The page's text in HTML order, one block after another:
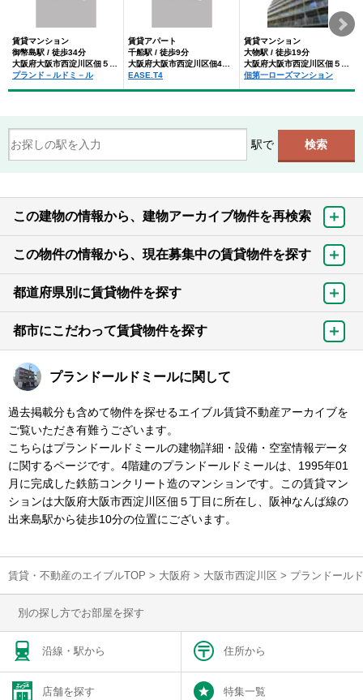
賃貸マンション
御幣島駅 / 徒歩34分
プランド－ルドミ－ル
賃貸アパート
千船駅 / 徒歩9分
EASE.T4
賃貸マンション
大物駅 / 徒歩19分
佃第一ローズマンション
駅で
この建物の情報から、建物アーカイブ物件を再検索
この物件の情報から、現在募集中の賃貸物件を探す
都道府県別に賃貸物件を探す
都市にこだわって賃貸物件を探す
プランドールドミールに関して
過去掲載分も含めて物件を探せるエイブル賃貸不動産アーカイブを
ご覧いただき有難うございます。
こちらはプランドールドミールの建物詳細・設備・空室情報データ
に関するページです。4階建のプランドールドミールは、1995年01
月に完成した鉄筋コンクリート造のマンションです。この賃貸マン
ションは大阪府大阪市西淀川区佃５丁目に所在し、阪神なんば線の
出来島駅から徒歩10分の位置にございます。
賃貸・不動産のエイブルTOP > 大阪府 > 大阪市西淀川区 > プランドール
別の探し方でお部屋を探す
沿線・駅から 住所から
店舗を探す 特集一覧